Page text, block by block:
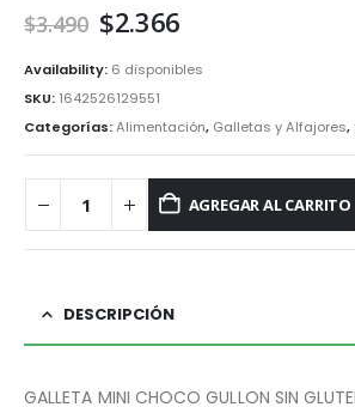
$3.490 El
precio
original
era:
$3.490.
$2.366El
actual
$2.366.
Availability: 6 disponibles
SKU: 1642526129551
Categorías:Alimentación, Galletas y Alfajores,
AGREGAR AL CARRITO
DESCRIPCIÓN
GALLETA MINI CHOCO GULLON SIN